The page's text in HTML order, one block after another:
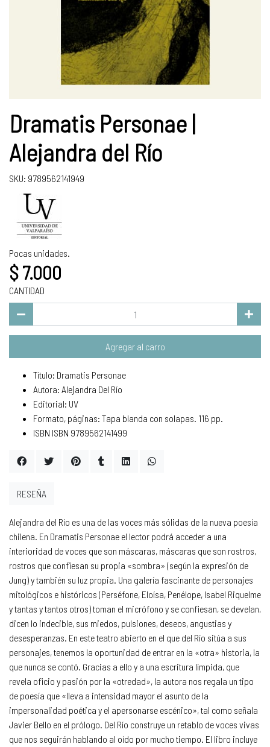
Dramatis Personae |
Alejandra del Río
SKU: 9789562141949
Pocas unidades.
$ 7.000
CANTIDAD
Agregar al carro
Título: Dramatis Personae
Autora: Alejandra Del Río
Editorial: UV
Formato, páginas: Tapa blanda con solapas. 116 pp.
ISBN ISBN 9789562141499
Alejandra del Río es una de las voces más sólidas de la nueva poesía
chilena. En Dramatis Personae el lector podrá acceder a una
interioridad de voces que son máscaras, máscaras que son rostros,
rostros que confiesan su propia «sombra» (según la expresión de
Jung) y también su luz propia. Una galería fascinante de personajes
mitológicos e históricos (Perséfone, Eloísa, Penélope, Isabel Riquelme
y tantas y tantos otros) toman el micrófono y se confiesan, se develan,
dicen lo indecible, sus miedos, pulsiones, deseos, angustias y
desesperanzas. En este teatro abierto en el que del Río sitúa a sus
personajes, tenemos la oportunidad de entrar en la «otra» historia, la
que nunca se contó. Gracias a ello y a una escritura límpida, que
revela oficio y pasión por la «otredad», la autora nos regala un tipo
de poesía que «lleva a intensidad mayor el asunto de la
impersonalidad poética y el apersonarse escénico», tal como señala
Javier Bello en el prólogo. Del Río construye un retablo de voces vivas
que nos seguirán hablando al oído por mucho tiempo. El libro incluye
RESEÑA